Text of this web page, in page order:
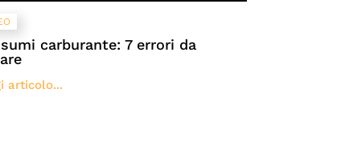
carburante: 7 errori da
articolo...